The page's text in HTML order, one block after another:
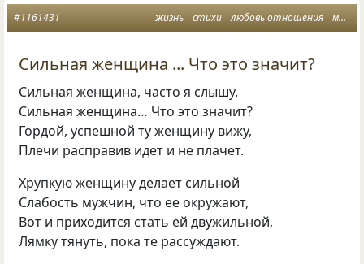
жизнь стихи любовь отношения мужчина и женщина
#1161431
Сильная женщина ... Что это значит?
Сильная женщина, часто я слышу.
Сильная женщина… Что это значит?
Гордой, успешной ту женщину вижу,
Плечи расправив идет и не плачет.
Хрупкую женщину делает сильной
Слабость мужчин, что ее окружают,
Вот и приходится стать ей двужильной,
Лямку тянуть, пока те рассуждают.